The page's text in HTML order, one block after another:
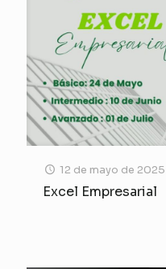
12 de mayo de 2025
Excel Empresarial